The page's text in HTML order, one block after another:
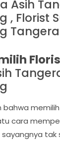
Asih
, Florist
bahwa
cara
sayangnya